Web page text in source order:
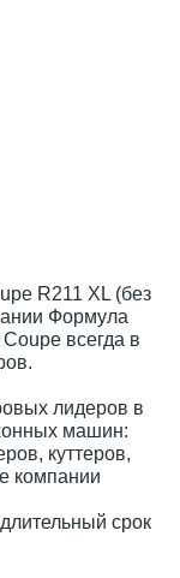
R211 XL (без
Формула
всегда в
лидеров в
машин:
куттеров,
компании
срок